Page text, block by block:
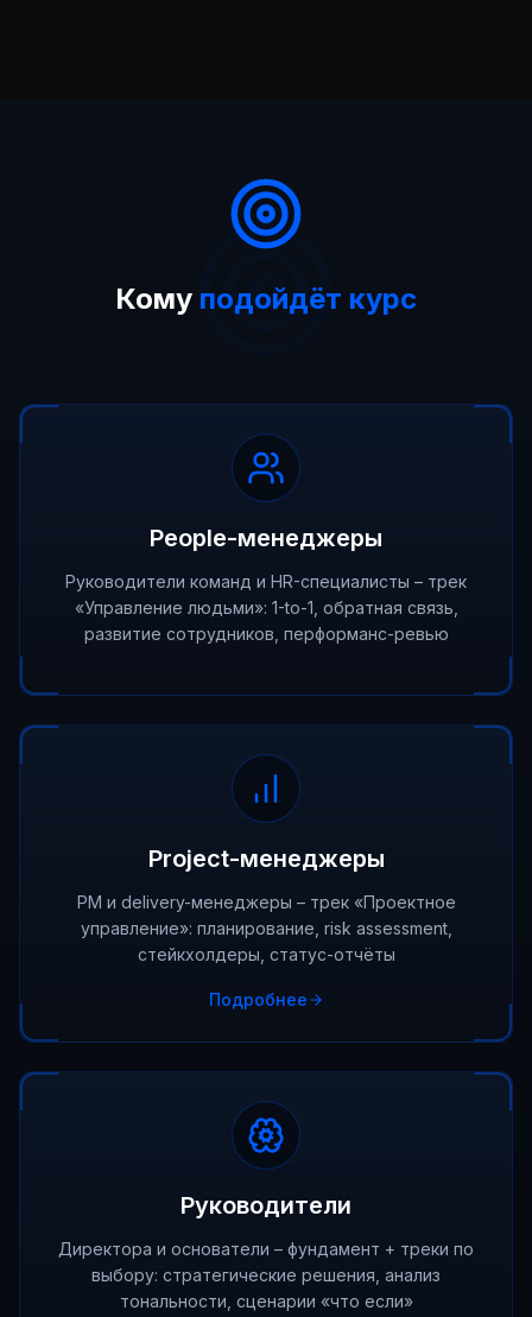
Кому подойдёт курс
People-менеджеры
Руководители команд и HR-специалисты – трек
«Управление людьми»: 1-to-1, обратная связь,
развитие сотрудников, перформанс-ревью
Project-менеджеры
PM и delivery-менеджеры – трек «Проектное
управление»: планирование, risk assessment,
стейкхолдеры, статус-отчёты
Подробнее
Руководители
Директора и основатели – фундамент + треки по
выбору: стратегические решения, анализ
тональности, сценарии «что если»